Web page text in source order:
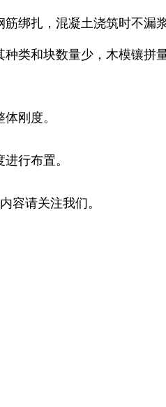
绑扎，混凝土浇筑时不漏浆
类和块数量少，木模镶
刚度。
行布置。
容请关注我们。